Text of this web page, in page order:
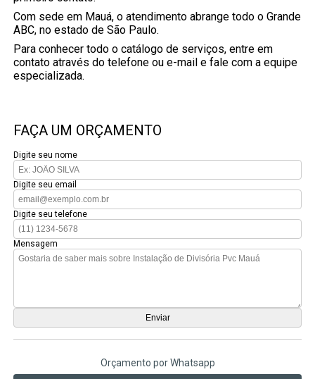
Com sede em Mauá, o atendimento abrange todo o Grande
ABC, no estado de São Paulo.
Para conhecer todo o catálogo de serviços, entre em
contato através do telefone ou e-mail e fale com a equipe
especializada.
FAÇA UM ORÇAMENTO
Digite seu nome
Digite seu email
Digite seu telefone
Mensagem
Orçamento por Whatsapp